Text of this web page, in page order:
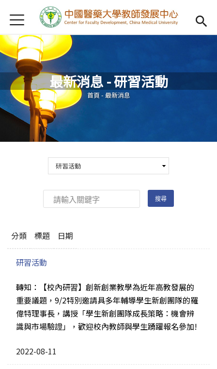
首頁
Open
認識我們
教學研習
Open
新進教師
傑出教授
教師專業社群
Open
借用項目
Open
Jump to Navigation
Jump to Main content
最新消息 - 研習活動
您在這裡
首頁 - 最新消息
分類 標題 日期
研習活動
轉知：【校內研習】創新創業教學為近年高教發展的
重要議題，9/2特別邀請具多年輔導學生新創團隊的羅
偉特理事長，講授「學生新創團隊成長策略：機會辨
識與市場驗證」，歡迎校內教師與學生踴躍報名參加!
2022-08-11